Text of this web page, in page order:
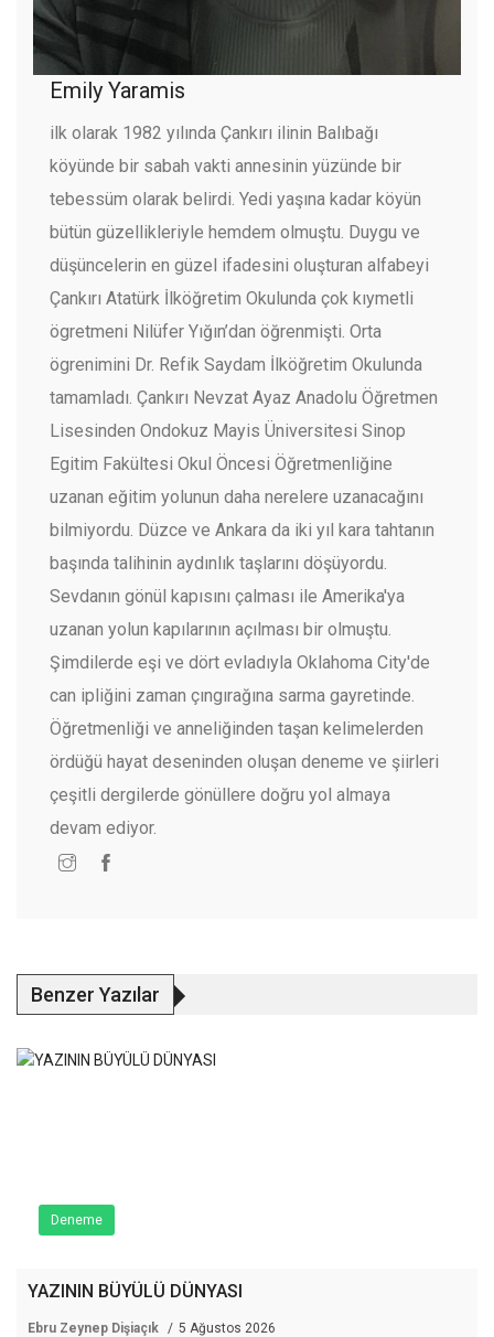
Emily Yaramis
ilk olarak 1982 yılında Çankırı ilinin Balıbağı
köyünde bir sabah vakti annesinin yüzünde bir
tebessüm olarak belirdi. Yedi yaşına kadar köyün
bütün güzellikleriyle hemdem olmuştu. Duygu ve
düşüncelerin en güzel ifadesini oluşturan alfabeyi
Çankırı Atatürk İlköğretim Okulunda çok kıymetli
ögretmeni Nilüfer Yığın’dan öğrenmişti. Orta
ögrenimini Dr. Refik Saydam İlköğretim Okulunda
tamamladı. Çankırı Nevzat Ayaz Anadolu Öğretmen
Lisesinden Ondokuz Mayis Üniversitesi Sinop
Egitim Fakültesi Okul Öncesi Öğretmenliğine
uzanan eğitim yolunun daha nerelere uzanacağını
bilmiyordu. Düzce ve Ankara da iki yıl kara tahtanın
başında talihinin aydınlık taşlarını döşüyordu.
Sevdanın gönül kapısını çalması ile Amerika'ya
uzanan yolun kapılarının açılması bir olmuştu.
Şimdilerde eşi ve dört evladıyla Oklahoma City'de
can ipliğini zaman çıngırağına sarma gayretinde.
Öğretmenliği ve anneliğinden taşan kelimelerden
ördüğü hayat deseninden oluşan deneme ve şiirleri
çeşitli dergilerde gönüllere doğru yol almaya
devam ediyor.
Benzer Yazılar
Deneme
YAZININ BÜYÜLÜ DÜNYASI
Ebru Zeynep Dişiaçık 5 Ağustos 2026